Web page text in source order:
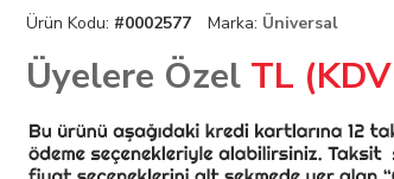
Ürün Kodu: #0002577 Marka: Üniversal
Üyelere Özel TL